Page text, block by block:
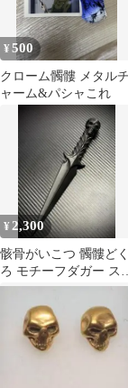
¥500
クローム髑髏 メタルチ
ャーム&パシャこれ
¥ 2,300
骸骨がいこつ 髑髏どく
ろ モチーフダガー ス
ルヒルトダガー【コス
プレ用】